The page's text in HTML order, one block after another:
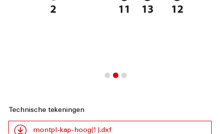
Technische tekeningen
montpl-kap-hoog(1).dxf